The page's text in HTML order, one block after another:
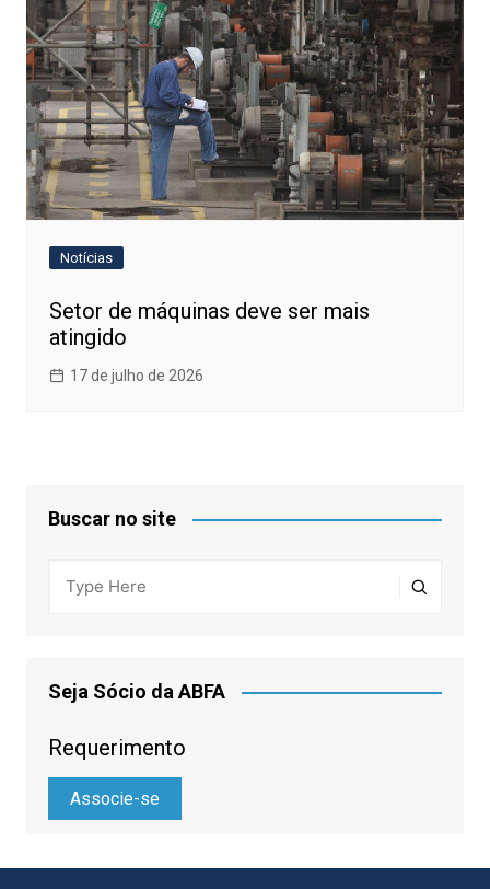
Notícias
Setor de máquinas deve ser mais
atingido
17 de julho de 2026
Buscar no site
Seja Sócio da ABFA
Requerimento
Associe-se